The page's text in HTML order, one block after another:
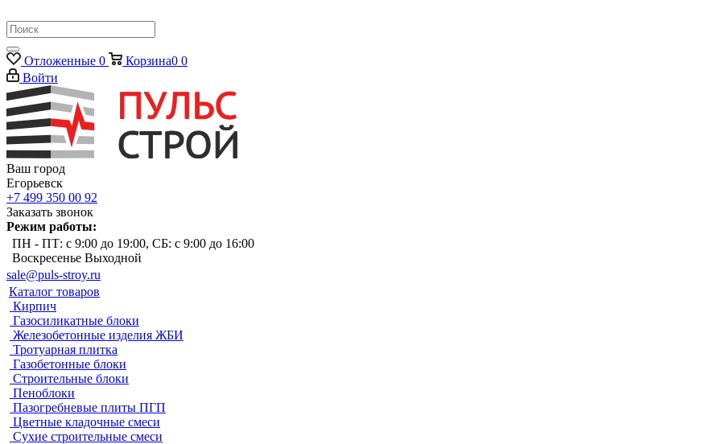
Отложенные 0 Корзина0 0
Войти
Ваш город
Егорьевск
+7 499 350 00 92
Заказать звонок
Режим работы:
ПН - ПТ: с 9:00 до 19:00, СБ: с 9:00 до 16:00
Воскресенье Выходной
sale@puls-stroy.ru
Каталог товаров
Кирпич
Газосиликатные блоки
Железобетонные изделия ЖБИ
Тротуарная плитка
Газобетонные блоки
Строительные блоки
Пеноблоки
Пазогребневые плиты ПГП
Цветные кладочные смеси
Сухие строительные смеси